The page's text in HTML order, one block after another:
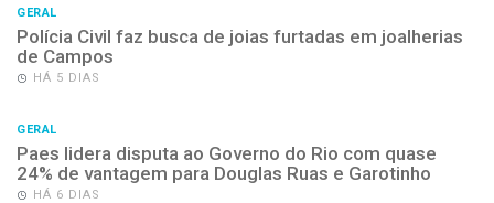
GERAL
Polícia Civil faz busca de joias furtadas em joalherias
de Campos
HÁ 5 DIAS
GERAL
Paes lidera disputa ao Governo do Rio com quase
24% de vantagem para Douglas Ruas e Garotinho
HÁ 6 DIAS